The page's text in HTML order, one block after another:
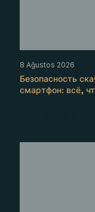
8 Ağustos 2026
Безопасность
смартфон: всё,